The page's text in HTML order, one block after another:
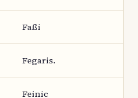
Faßi
Fegaris.
Feinic